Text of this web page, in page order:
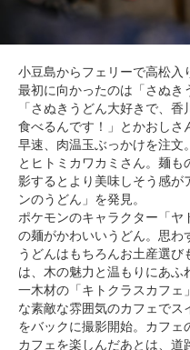
小豆島からフェリーで高松入
最初に向かったのは「さぬき
「さぬきうどん大好きで、
食べるんです！」とかおしさ
早速、肉温玉ぶっかけを注文
とヒトミカワカミさん。麺
影するとより美味しそう感が
ンのうどん」を発見。
ポケモンのキャラクター「ヤ
の麺がかわいいうどん。思わ
うどんはもちろんお土産選
は、木の魅力と温もりにあふ
一木材の「キトクラスカフェ
な素敵な雰囲気のカフェで
をバックに撮影開始。カフェ
カフェを楽しんだあとは、